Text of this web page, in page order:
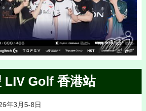
LIV Golf 香港站
年3月5-8日